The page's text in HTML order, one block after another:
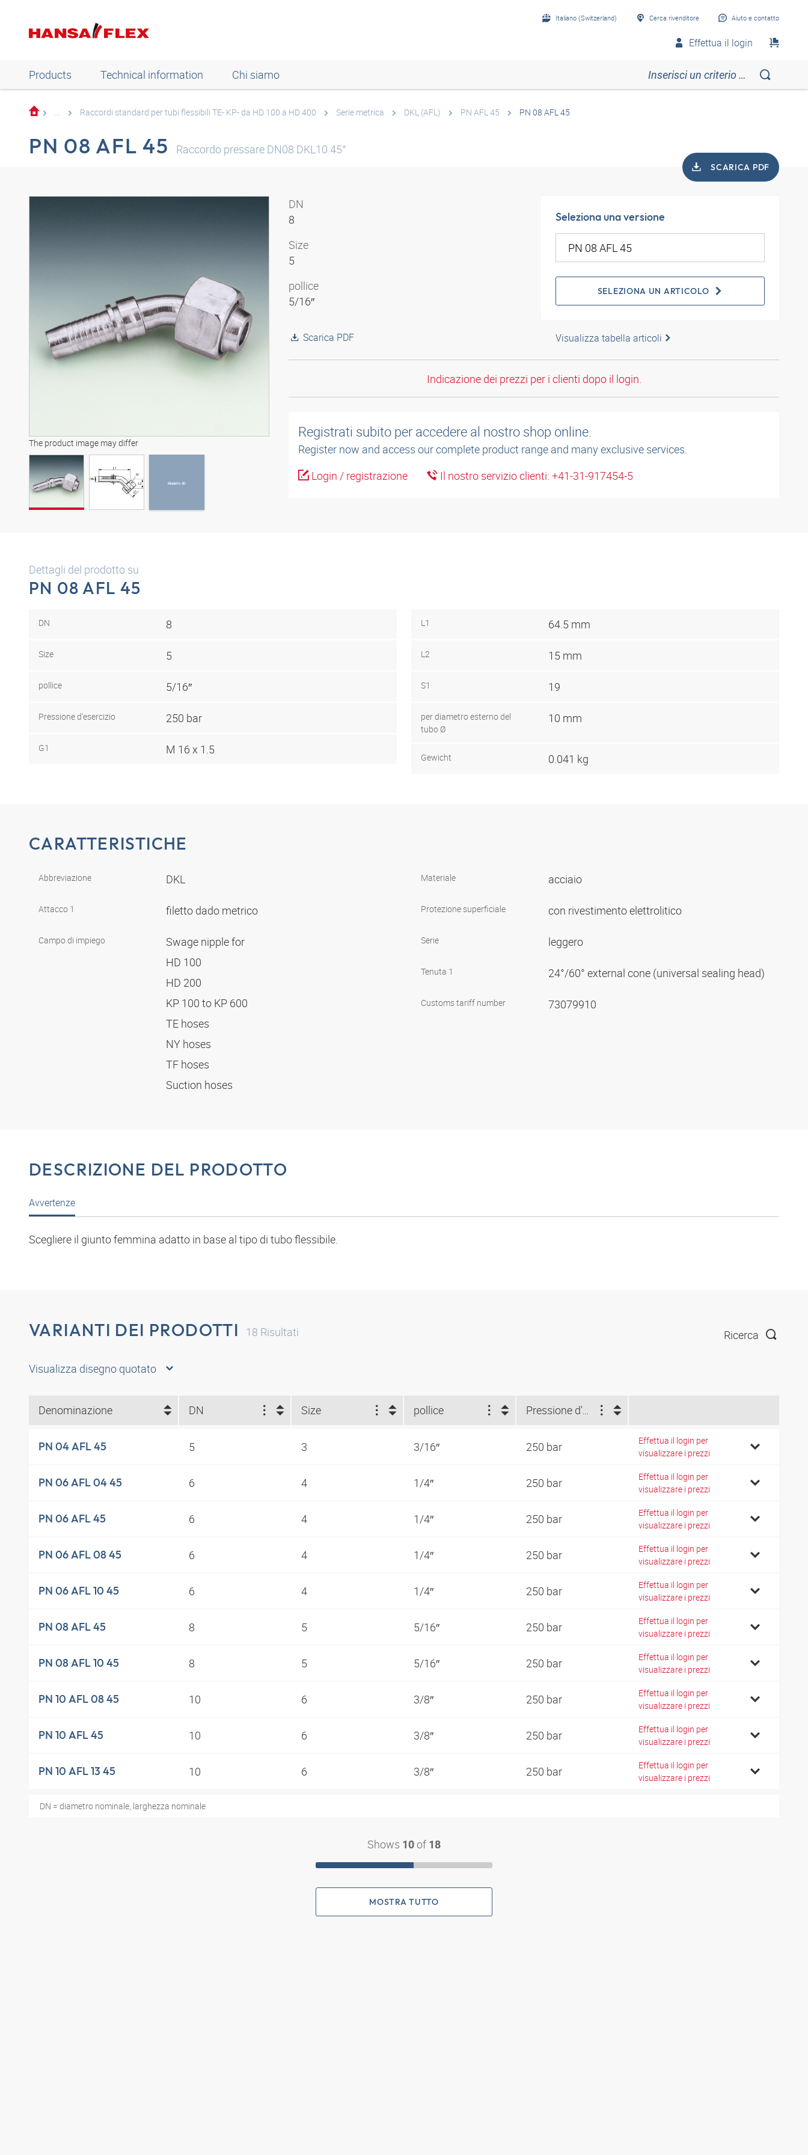
Italiano (Switzerland) Cerca rivenditore Aiuto e contatto
Effettua il login
Products Technical information Chi siamo
... Raccordi standard per tubi flessibili TE- KP- da HD 100 a HD 400 Serie metrica DKL (AFL) PN AFL 45 PN 08 AFL 45
PN 08 AFL 45 Raccordo pressare DN08 DKL10 45°
SCARICA PDF
The product image may differ
Modello 3D
Modello 3D
DN
8
Size
5
pollice
5/16″
Scarica PDF
Seleziona una versione
SELEZIONA UN ARTICOLO
Visualizza tabella articoli
Indicazione dei prezzi per i clienti dopo il login.
Registrati subito per accedere al nostro shop online.
Register now and access our complete product range and many exclusive services.
Login / registrazione
Il nostro servizio clienti: +41-31-917454-5
Dettagli del prodotto su
PN 08 AFL 45
DN 8
Size 5
pollice 5/16″
Pressione d'esercizio 250 bar
G1 M 16 x 1.5
L1 64.5 mm
L2 15 mm
S1 19
per diametro esterno del
tubo Ø
10 mm
Gewicht 0.041 kg
CARATTERISTICHE
Abbreviazione DKL
Attacco 1 filetto dado metrico
Campo di impiego
Swage nipple for
HD 100
HD 200
KP 100 to KP 600
TE hoses
NY hoses
TF hoses
Suction hoses
Materiale acciaio
Protezione superficiale con rivestimento elettrolitico
Serie leggero
Tenuta 1 24°/60° external cone (universal sealing head)
Customs tariff number 73079910
DESCRIZIONE DEL PRODOTTO
Avvertenze
Scegliere il giunto femmina adatto in base al tipo di tubo flessibile.
VARIANTI DEI PRODOTTI 18 Risultati Ricerca
Visualizza disegno quotato
Denominazione DN Size pollice Pressione d'esercizio (bar)
PN 04 AFL 45 5 3 3/16″ 250 bar
Effettua il login per
visualizzare i prezzi
PN 06 AFL 04 45 6 4 1/4″ 250 bar
Effettua il login per
visualizzare i prezzi
PN 06 AFL 45 6 4 1/4″ 250 bar
Effettua il login per
visualizzare i prezzi
PN 06 AFL 08 45 6 4 1/4″ 250 bar
Effettua il login per
visualizzare i prezzi
PN 06 AFL 10 45 6 4 1/4″ 250 bar
Effettua il login per
visualizzare i prezzi
PN 08 AFL 45 8 5 5/16″ 250 bar
Effettua il login per
visualizzare i prezzi
PN 08 AFL 10 45 8 5 5/16″ 250 bar
Effettua il login per
visualizzare i prezzi
PN 10 AFL 08 45 10 6 3/8″ 250 bar
Effettua il login per
visualizzare i prezzi
PN 10 AFL 45 10 6 3/8″ 250 bar
Effettua il login per
visualizzare i prezzi
PN 10 AFL 13 45 10 6 3/8″ 250 bar
Effettua il login per
visualizzare i prezzi
DN = diametro nominale, larghezza nominale
Shows 10 of 18
MOSTRA TUTTO